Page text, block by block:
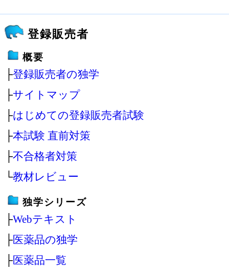
登録販売者
概要
├登録販売者の独学
├サイトマップ
├はじめての登録販売者試験
├本試験 直前対策
├不合格者対策
└教材レビュー
独学シリーズ
├Webテキスト
├医薬品の独学
├医薬品一覧